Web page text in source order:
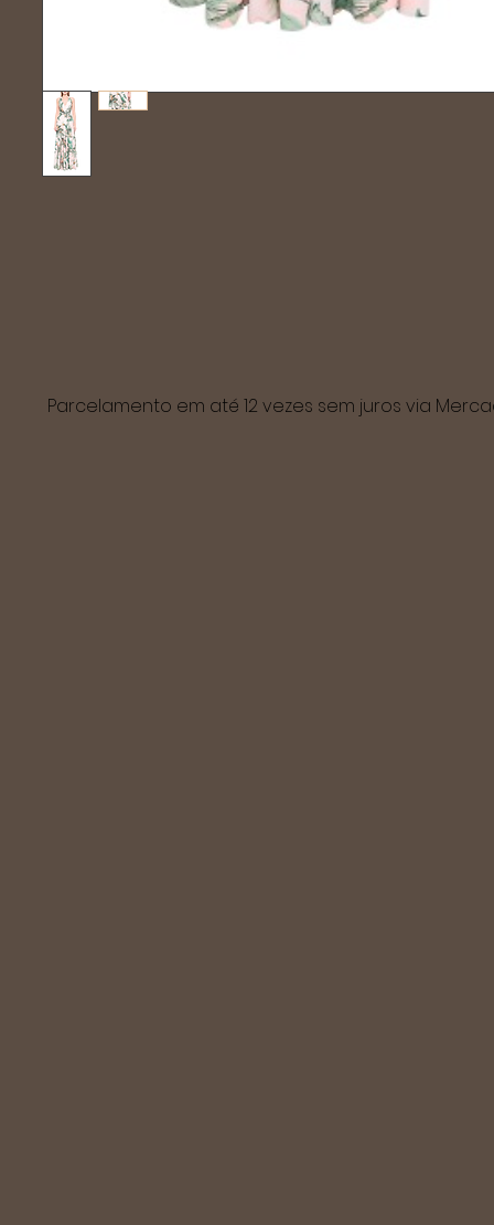
Parcelamento em até 12 vezes sem juros via